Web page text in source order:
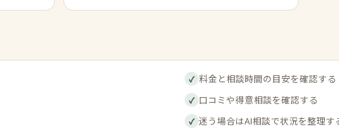
✓ 料金と相談時間の目安を確認する
✓ 口コミや得意相談を確認する
✓ 迷う場合はAI相談で状況を整理す